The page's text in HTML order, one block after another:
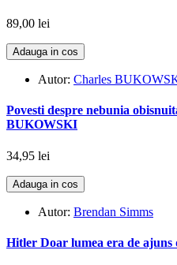
89,00 lei
Adauga in cos
Autor: Charles
Povesti despre nebunia
BUKOWSKI
34,95 lei
Adauga in cos
Autor: Brendan Simms
Hitler Doar lumea era de